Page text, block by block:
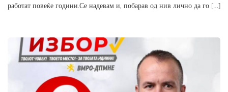
работат повеќе години.Се надевам и, побарав од нив лично да го […]